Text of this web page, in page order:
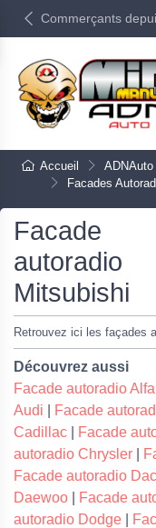
Commerçants
Accueil ADNAuto
Facades
Facade
autoradio
Mitsubishi
Retrouvez ici les façades
Découvrez aussi
Facade autoradio
Audi
Facade
Cadillac
Facade
autoradio Chrysler
Facade autoradio
Daewoo
Facade
autoradio Dodge